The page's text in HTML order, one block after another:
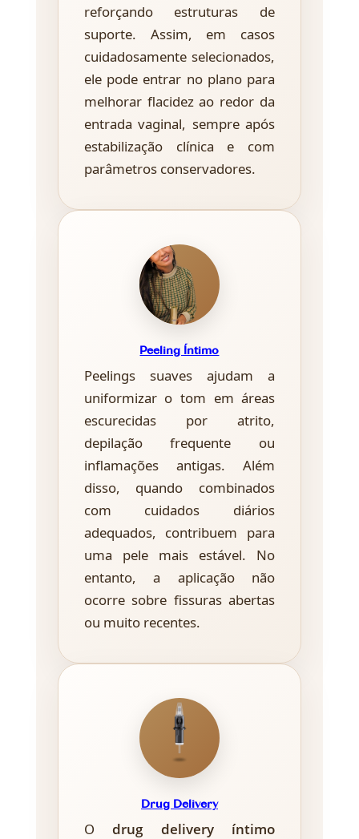
reforçando estruturas de
suporte. Assim, em casos
cuidadosamente selecionados,
ele pode entrar no plano para
melhorar flacidez ao redor da
entrada vaginal, sempre após
estabilização clínica e com
parâmetros conservadores.
Peeling Íntimo
Peelings suaves ajudam a
uniformizar o tom em áreas
escurecidas por atrito,
depilação frequente ou
inflamações antigas. Além
disso, quando combinados
com cuidados diários
adequados, contribuem para
uma pele mais estável. No
entanto, a aplicação não
ocorre sobre fissuras abertas
ou muito recentes.
Drug Delivery
Odrug delivery íntimo